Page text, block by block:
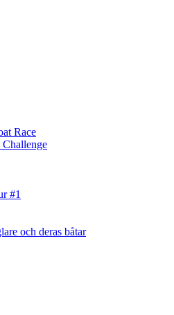
Race
#1
och deras båtar